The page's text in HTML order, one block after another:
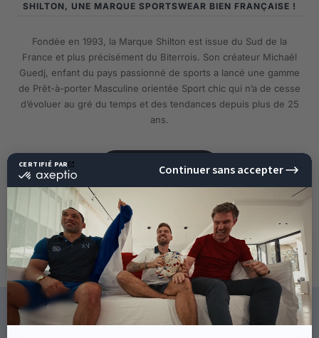
SHILTON, UNE MARQUE SPORTSWEAR BIEN FRANÇAISE !
Fondée en 1993, la Marque Shilton est issue du Sud de la
France et plus précisément du Biterrois. Son créateur Michaël
Guedj, enfant du pays passionné de sports a lancé une gamme
de Prêt-à-porter Masculine orientée Sport chic qui n’a de cesse
d’évoluer au gré du temps et des tendances depuis plus de 25
ans.
EN SAVOIR PLUS
CE QU'ILS DISENT DE NOUS
10%DE RÉDUCTION
SUR VOTRE PROCHAINE
COMMANDE !